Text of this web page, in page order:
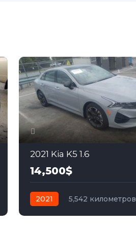
2021 Kia K5 1.6
14,500$
2021
5,542 километров